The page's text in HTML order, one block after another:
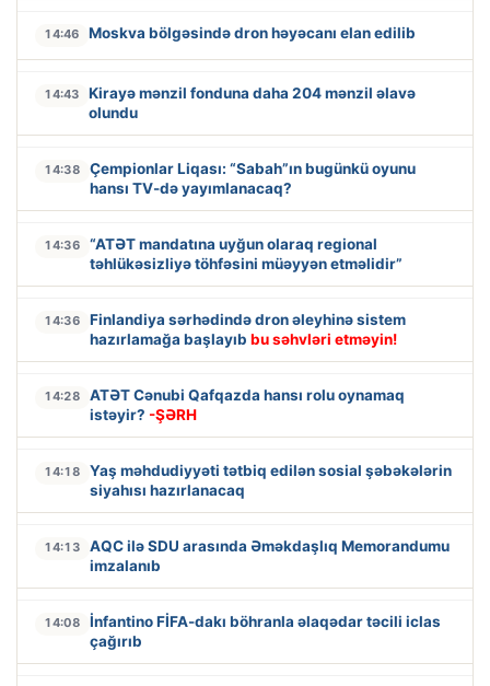
14:46 Moskva bölgəsində dron həyəcanı elan edilib
14:43
Kirayə mənzil fonduna daha 204 mənzil əlavə
olundu
14:38
Çempionlar Liqası: “Sabah”ın bugünkü oyunu
hansı TV-də yayımlanacaq?
14:36
“ATƏT mandatına uyğun olaraq regional
təhlükəsizliyə töhfəsini müəyyən etməlidir”
14:36
Finlandiya sərhədində dron əleyhinə sistem
hazırlamağa başlayıb bu səhvləri etməyin!
14:28
ATƏT Cənubi Qafqazda hansı rolu oynamaq
istəyir? -ŞƏRH
14:18
Yaş məhdudiyyəti tətbiq edilən sosial şəbəkələrin
siyahısı hazırlanacaq
14:13
AQC ilə SDU arasında Əməkdaşlıq Memorandumu
imzalanıb
14:08
İnfantino FİFA-dakı böhranla əlaqədar təcili iclas
çağırıb